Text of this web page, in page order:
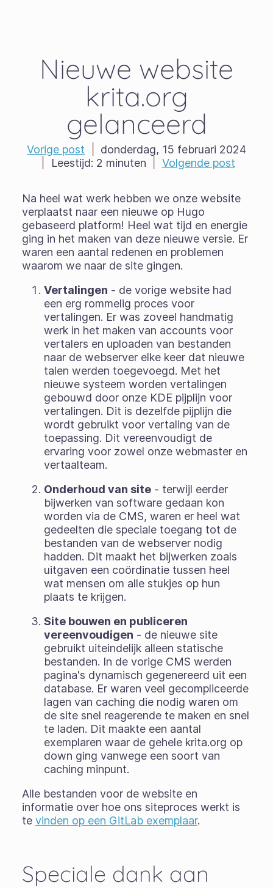
Nieuwe website
krita.org
gelanceerd
Vorige post
donderdag, 15 februari 2024
Leestijd: 2 minuten Volgende post
Na heel wat werk hebben we onze website
verplaatst naar een nieuwe op Hugo
gebaseerd platform! Heel wat tijd en energie
ging in het maken van deze nieuwe versie. Er
waren een aantal redenen en problemen
waarom we naar de site gingen.
Vertalingen - de vorige website had
een erg rommelig proces voor
vertalingen. Er was zoveel handmatig
werk in het maken van accounts voor
vertalers en uploaden van bestanden
naar de webserver elke keer dat nieuwe
talen werden toegevoegd. Met het
nieuwe systeem worden vertalingen
gebouwd door onze KDE pijplijn voor
vertalingen. Dit is dezelfde pijplijn die
wordt gebruikt voor vertaling van de
toepassing. Dit vereenvoudigt de
ervaring voor zowel onze webmaster en
vertaalteam.
Onderhoud van site- terwijl eerder
bijwerken van software gedaan kon
worden via de CMS, waren er heel wat
gedeelten die speciale toegang tot de
bestanden van de webserver nodig
hadden. Dit maakt het bijwerken zoals
uitgaven een coördinatie tussen heel
wat mensen om alle stukjes op hun
plaats te krijgen.
Site bouwen en publiceren
vereenvoudigen - de nieuwe site
gebruikt uiteindelijk alleen statische
bestanden. In de vorige CMS werden
pagina's dynamisch gegenereerd uit een
database. Er waren veel gecompliceerde
lagen van caching die nodig waren om
de site snel reagerende te maken en snel
te laden. Dit maakte een aantal
exemplaren waar de gehele krita.org op
down ging vanwege een soort van
caching minpunt.
Alle bestanden voor de website en
informatie over hoe ons siteproces werkt is
te vinden op een GitLab exemplaar.
Speciale dank aan